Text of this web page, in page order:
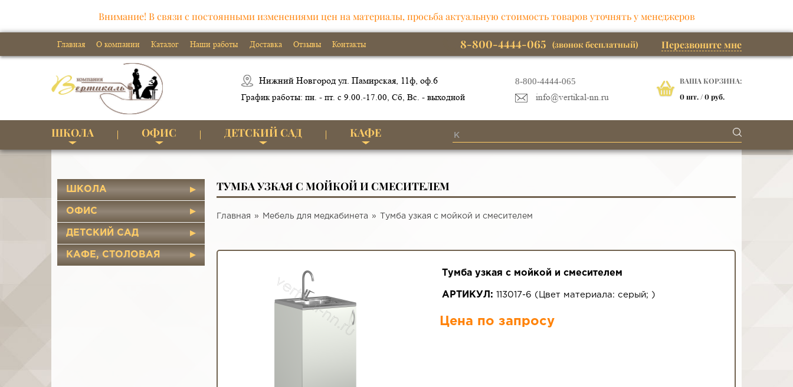
Внимание! В связи с постоянными изменениями цен на материалы, просьба актуальную стоимость товаров уточнять у менеджеров
Главная О компании Каталог Наши работы Доставка Отзывы Контакты 8-800-4444-065 (звонок бесплатный) Перезвоните мне
Нижний Новгород ул. Памирская, 11ф, оф.6
График работы: пн. - пт. с 9.00.-17.00, Сб, Вс. - выходной
8-800-4444-065
info@vertikal-nn.ru
ВАША КОРЗИНА:
0шт. /0 руб.
ШКОЛА ОФИС ДЕТСКИЙ САД КАФЕ
ШКОЛА
ОФИС
ДЕТСКИЙ САД
КАФЕ, СТОЛОВАЯ
ТУМБА УЗКАЯ С МОЙКОЙ И СМЕСИТЕЛЕМ
Главная Мебель для медкабинета Тумба узкая с мойкой и смесителем
Тумба узкая с мойкой и смесителем
АРТИКУЛ: 113017-6 ( Цвет материала: серый; )
Цена по запросу